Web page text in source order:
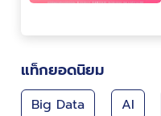
แท็กยอดนิยม
Big Data AI